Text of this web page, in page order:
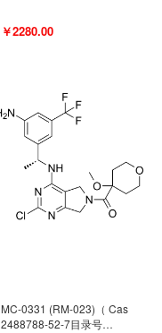
￥2280.00
MC-0331 (RM-023)（ Cas
2488788-52-7目录号